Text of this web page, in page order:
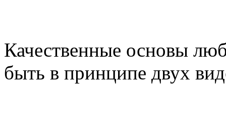
Качественные основы
быть в принципе двух